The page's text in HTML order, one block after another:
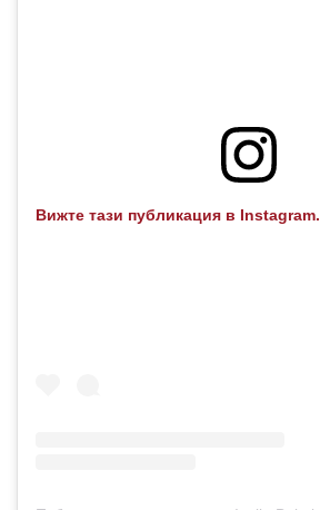
Вижте тази публикация в Instagram.